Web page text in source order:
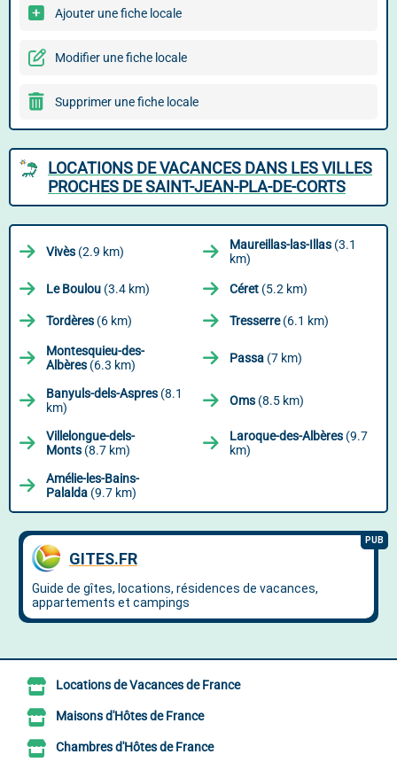
Ajouter une fiche locale
Modifier une fiche locale
Supprimer une fiche locale
LOCATIONS DE VACANCES DANS LES VILLES
PROCHES DE SAINT-JEAN-PLA-DE-CORTS
Vivès (2.9 km) Maureillas-las-Illas (3.1
km)
Le Boulou (3.4 km) Céret (5.2 km)
Tordères (6 km) Tresserre(6.1 km)
Montesquieu-des-
Albères (6.3 km) Passa (7 km)
Banyuls-dels-Aspres (8.1
km)
Oms (8.5 km)
Villelongue-dels-
Monts (8.7 km)
Laroque-des-Albères (9.7
km)
Amélie-les-Bains-
Palalda (9.7 km)
Locations de Vacances de France
Maisons d'Hôtes de France
Chambres d'Hôtes de France